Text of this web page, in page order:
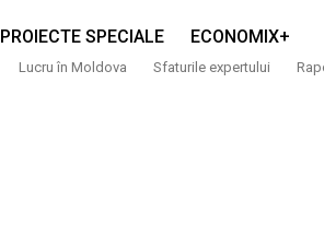
PROIECTE SPECIALE ECONOMIX+
Lucru în Moldova Sfaturile expertului